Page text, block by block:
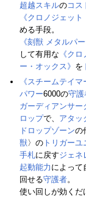
超越スキルのコス
《クロノジェット
める手段。
《刻獣 メタルパ
して有用な 《ク
ー・オックス》 を
《スチームテイマ
パワー6000の守護
ガーディアンサー
ロップで、 アタッ
ドロップゾーンの
獣〉の トリガーユ
手札に戻すジェネ
起動能力 によって
回せる守護者。
使い回しが効くだ